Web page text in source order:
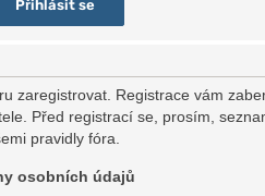
zaregistrovat. Registrace vám
Před registrací se, prosím,
pravidly fóra.
osobních údajů